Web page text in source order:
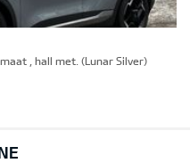
, hall met. (Lunar Silver)